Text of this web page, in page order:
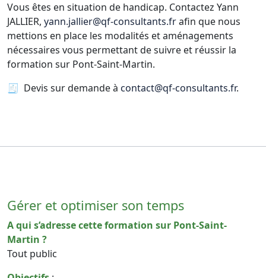
Vous êtes en situation de handicap. Contactez Yann
JALLIER, yann.jallier@qf-consultants.frafin que nous
mettions en place les modalités et aménagements
nécessaires vous permettant de suivre et réussir la
formation sur Pont-Saint-Martin.
🧾 Devis sur demande à contact@qf-consultants.fr.
Gérer et optimiser son temps
A qui s’adresse cette formation sur Pont-Saint-
Martin ?
Tout public